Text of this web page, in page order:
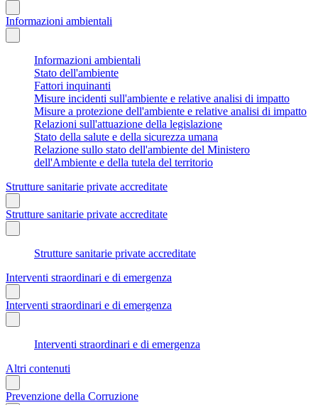
Informazioni ambientali
Informazioni ambientali
Stato dell'ambiente
Fattori inquinanti
Misure incidenti sull'ambiente e relative analisi di impatto
Misure a protezione dell'ambiente e relative analisi di impatto
Relazioni sull'attuazione della legislazione
Stato della salute e della sicurezza umana
Relazione sullo stato dell'ambiente del Ministero
dell'Ambiente e della tutela del territorio
Strutture sanitarie private accreditate
Strutture sanitarie private accreditate
Strutture sanitarie private accreditate
Interventi straordinari e di emergenza
Interventi straordinari e di emergenza
Interventi straordinari e di emergenza
Altri contenuti
Prevenzione della Corruzione